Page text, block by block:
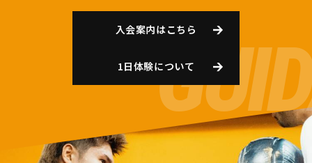
入会案内はこちら
1日体験について